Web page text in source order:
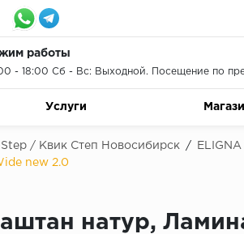
работы
- 18:00 Сб - Вс: Выходной. Посещение по
Услуги
/ Квик Степ Новосибирск /
new 2.0
натур,